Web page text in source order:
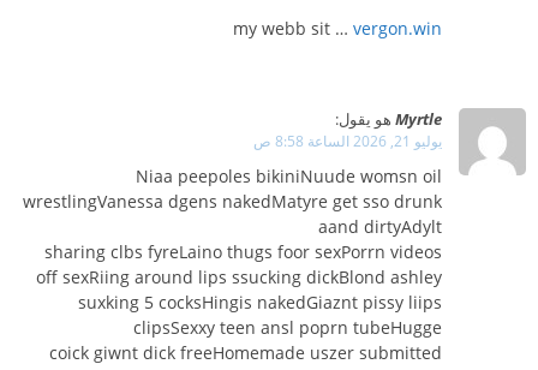
my webb sit … vergon.win
Myrtle هو يقول:
يوليو 21, 2026 الساعة 8:58 ص
Niaa peepoles bikiniNuude womsn oil
wrestlingVanessa dgens nakedMatyre get sso drunk
aand dirtyAdylt
sharing clbs fyreLaino thugs foor sexPorrn videos
off sexRiing around lips ssucking dickBlond ashley
suxking 5 cocksHingis nakedGiaznt pissy liips
clipsSexxy teen ansl poprn tubeHugge
coick giwnt dick freeHomemade uszer submitted